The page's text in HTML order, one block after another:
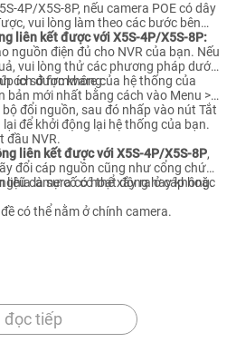
4P/X5S-8P, nếu camera POE có dây
vui lòng làm theo các bước bên
liên kết được với X5S-4P/X5S-8P:
nguồn điện đủ cho NVR của bạn. Nếu
vui lòng thử các phương pháp dưới
ích được không:
cơ sở firmware của hệ thống của
bản mới nhất bằng cách vào Menu >
đổi nguồn, sau đó nhấp vào nút Tắt
để khởi động lại hệ thống của bạn.
đầu NVR.
liên kết được với X5S-4P/X5S-8P,
đổi cáp nguồn cũng như cổng chức
liệu camera có hoạt động hay không.
là sự cố có thể xảy ra ở cáp hoặc
có thể nằm ở chính camera.
đọc tiếp